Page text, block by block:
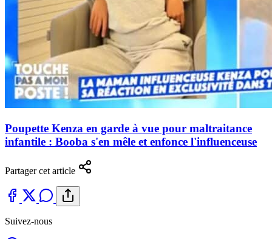
Poupette Kenza en garde à vue pour maltraitance
infantile : Booba s'en mêle et enfonce l'influenceuse
Partager cet article
Suivez-nous